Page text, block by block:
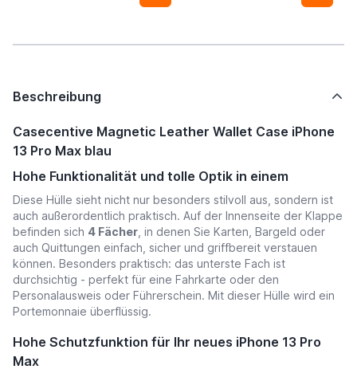
Beschreibung
Casecentive Magnetic Leather Wallet Case iPhone
13 Pro Max blau
Hohe Funktionalität und tolle Optik in einem
Diese Hülle sieht nicht nur besonders stilvoll aus, sondern ist
auch außerordentlich praktisch. Auf der Innenseite der Klappe
befinden sich 4 Fächer , in denen Sie Karten, Bargeld oder
auch Quittungen einfach, sicher und griffbereit verstauen
können. Besonders praktisch: das unterste Fach ist
durchsichtig - perfekt für eine Fahrkarte oder den
Personalausweis oder Führerschein. Mit dieser Hülle wird ein
Portemonnaie überflüssig.
Hohe Schutzfunktion für Ihr neues iPhone 13 Pro
Max